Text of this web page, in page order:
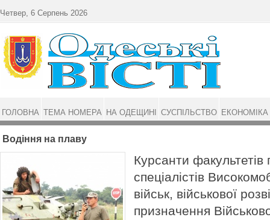
Водіння на плаву
Курсанти факультетів
спеціалістів
військ, військової
призначення
Четвер, 6 Серпень 2026
ГОЛОВНА ТЕМА НОМЕРА НА ОДЕЩИНІ СУСПІЛЬСТВО ЕКОНОМІКА